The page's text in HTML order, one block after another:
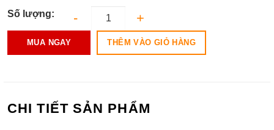
Số lượng:
MUA NGAY THÊM VÀO GIỎ HÀNG
CHI TIẾT SẢN PHẨM